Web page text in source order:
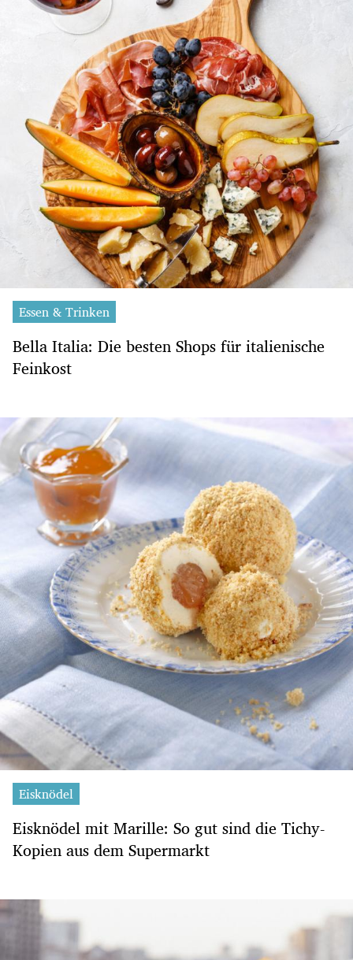
Essen & Trinken
Bella Italia: Die besten Shops für italienische
Feinkost
Eisknödel
Eisknödel mit Marille: So gut sind die Tichy-
Kopien aus dem Supermarkt